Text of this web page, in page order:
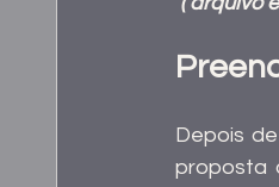
Depois
proposta